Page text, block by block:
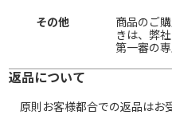
その他
商品のご
きは、弊
第一審の
返品について
原則お客様都合での返品はお